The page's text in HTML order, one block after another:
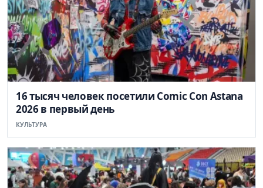
16 тысяч человек посетили Comic Con Astana
2026 в первый день
КУЛЬТУРА